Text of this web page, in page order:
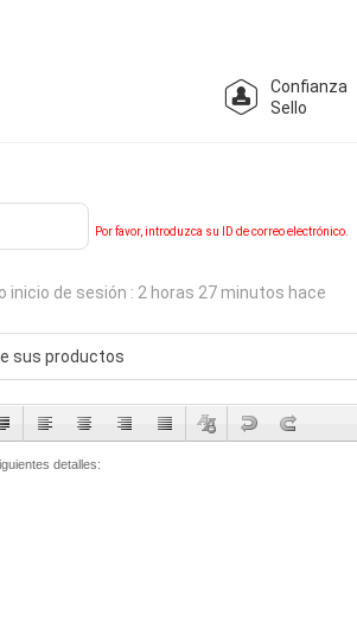
Confianza
Sello
Por favor, introduzca su ID de correo electrónico.
inicio de sesión : 2 horas 27 minutos hace